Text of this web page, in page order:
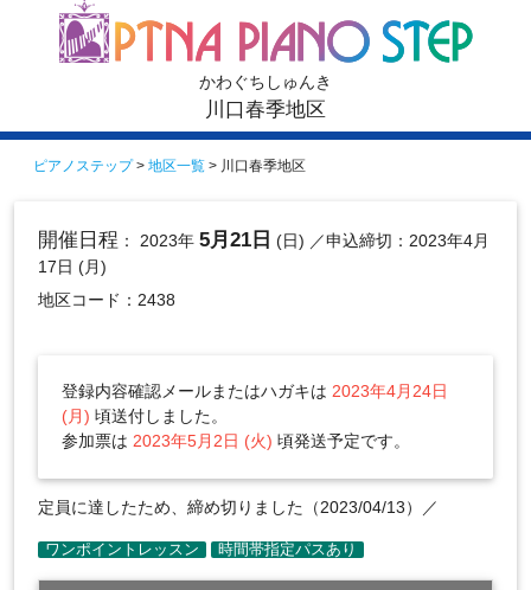
かわぐちしゅんき
川口春季地区
ピアノステップ> 地区一覧 > 川口春季地区
開催日程 ： 2023年 5月21日 (日) ／申込締切：2023年4月
17日 (月)
地区コード：2438
登録内容確認メールまたはハガキは 2023年4月24日
(月) 頃送付しました。
参加票は 2023年5月2日 (火) 頃発送予定です。
定員に達したため、締め切りました（2023/04/13）／